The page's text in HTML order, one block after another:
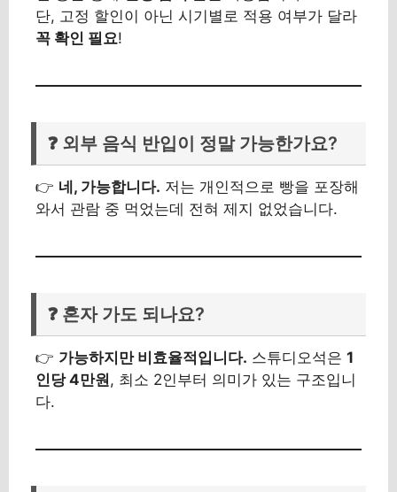
단, 고정 할인이 아닌 시기별로 적용 여부가 달라
꼭 확인 필요!
❓ 외부 음식 반입이 정말 가능한가요?
👉 네, 가능합니다. 저는 개인적으로 빵을 포장해
와서 관람 중 먹었는데 전혀 제지 없었습니다.
❓ 혼자 가도 되나요?
👉 가능하지만 비효율적입니다. 스튜디오석은 1
인당 4만원, 최소 2인부터 의미가 있는 구조입니
다.